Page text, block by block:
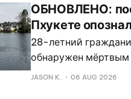
ОБНОВЛЕНО:
Пхукете
28-летний
обнаружен мёртвым
в четверг, 6
JASON K. 06 AUG 2026